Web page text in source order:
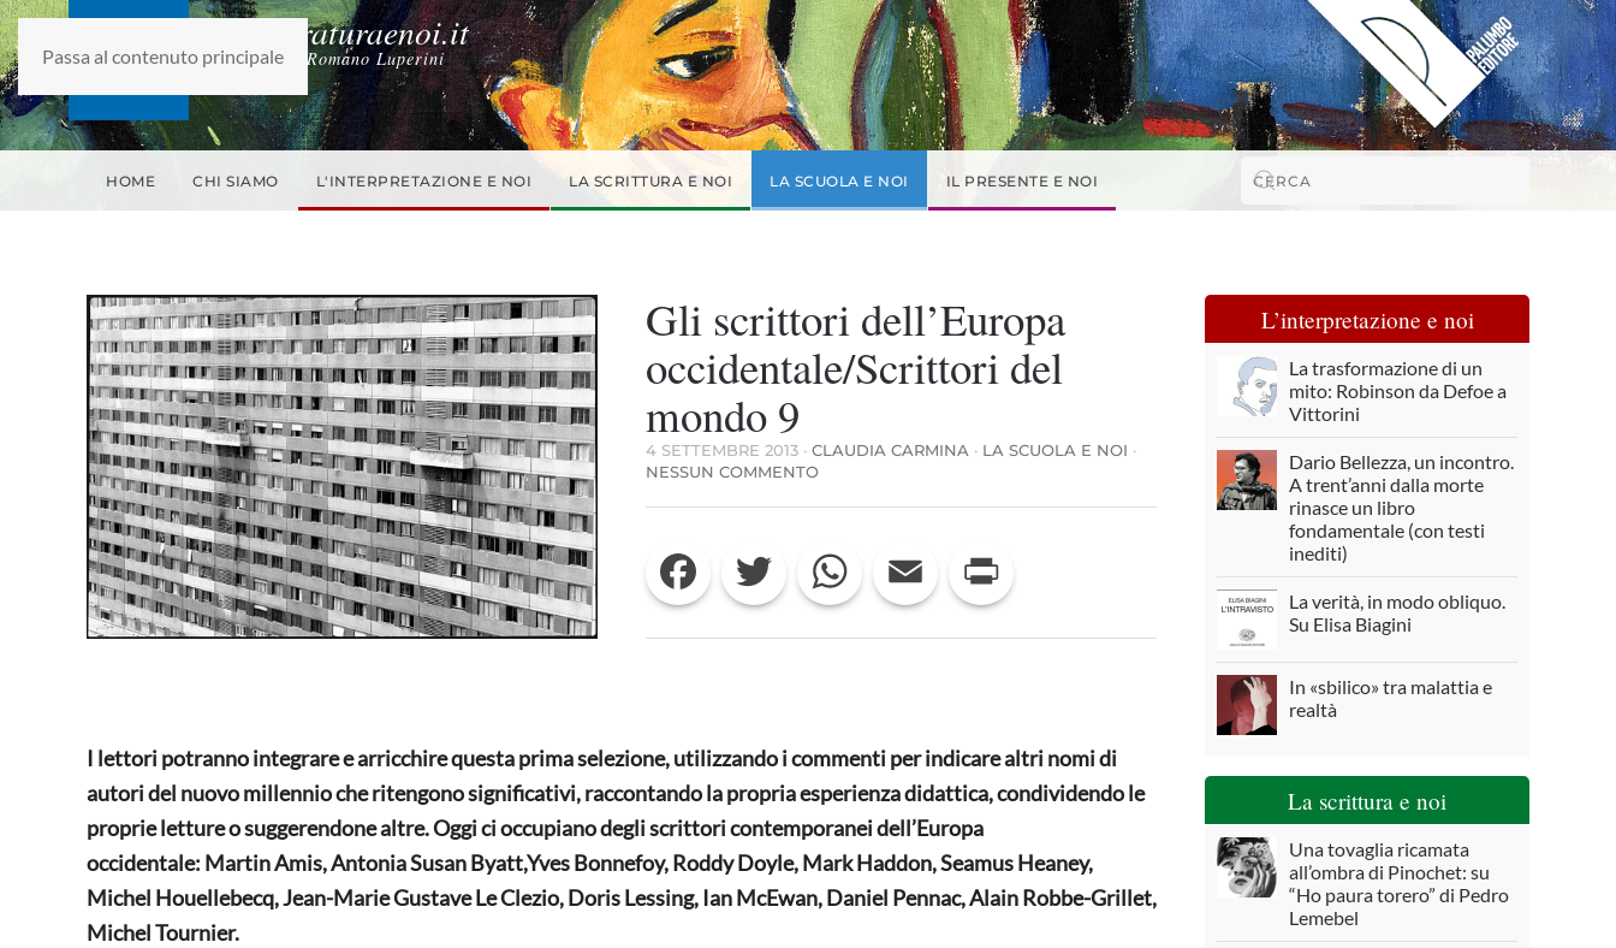
Passa al contenuto principale
laletteraturaenoi.it
fondato da Romano Luperini
HOME CHI SIAMO L'INTERPRETAZIONE E NOI LA SCRITTURA E NOI LA SCUOLA E NOI IL PRESENTE E NOI
Gli scrittori dell’Europa
occidentale/Scrittori del
mondo 9
4 SETTEMBRE 2013 · CLAUDIA CARMINA · LA SCUOLA E NOI ·
NESSUN COMMENTOSU
SCRITTORI
OCCIDENTALE/SCRITTORI
DEL
MONDO
Facebook Twitter WhatsApp Email
I lettori potranno integrare e arricchire questa prima selezione, utilizzando i commenti per indicare altri nomi di
autori del nuovo millennio che ritengono significativi, raccontando la propria esperienza didattica, condividendo le
proprie letture o suggerendone altre. Oggi ci occupiano degli scrittori contemporanei dell’Europa
occidentale: Martin Amis, Antonia Susan Byatt,Yves Bonnefoy, Roddy Doyle, Mark Haddon, Seamus Heaney,
Michel Houellebecq, Jean-Marie Gustave Le Clezio, Doris Lessing, Ian McEwan, Daniel Pennac, Alain Robbe-Grillet,
Michel Tournier.
L’interpretazione e noi
La trasformazione di un
mito: Robinson da Defoe a
Vittorini
Dario Bellezza, un incontro.
A trent’anni dalla morte
rinasce un libro
fondamentale (con testi
inediti)
La verità, in modo obliquo.
Su Elisa Biagini
In «sbilico» tra malattia e
realtà
La scrittura e noi
Una tovaglia ricamata
all’ombra di Pinochet: su
“Ho paura torero” di Pedro
Lemebel